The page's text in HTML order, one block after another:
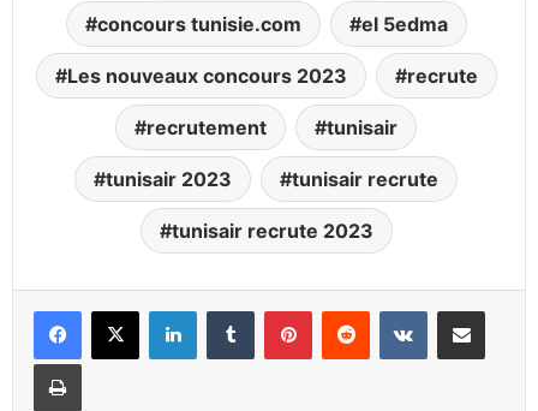
concours tunisie.com el 5edma
Les nouveaux concours 2023 recrute
recrutement tunisair
tunisair 2023 tunisair recrute
tunisair recrute 2023
LinkedinTumblr PinterestReddit VKontaktePartager par email
Imprimer